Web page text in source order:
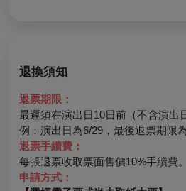
退換須知
退票期限：
最遲須在演出日10日前（不含演出
例：演出日為6/29，最後退票期限為
退票手續費：
每張退票收取票面售價10%手續費
申請方式：